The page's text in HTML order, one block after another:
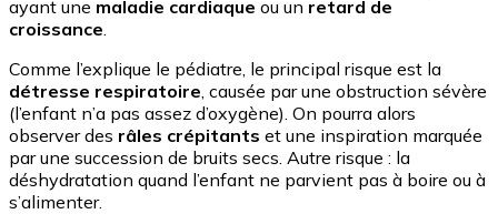
ayant une maladie cardiaque ou un retard de
croissance
Comme l’explique le pédiatre, le principal risque est la
détresse respiratoire , causée par une obstruction sévère
(l’enfant n’a pas assez d’oxygène). On pourra alors
observer des râles crépitants et une inspiration marquée
par une succession de bruits secs. Autre risque : la
déshydratation quand l’enfant ne parvient pas à boire ou à
s’alimenter.